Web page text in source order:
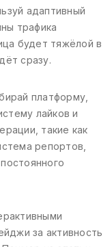
адаптивный
трафика
будет тяжёлой в
сразу.
платформу,
лайков и
такие как
репортов,
за активность